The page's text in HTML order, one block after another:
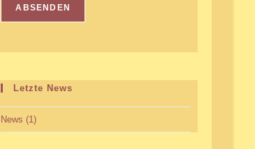
Letzte News
News (1)